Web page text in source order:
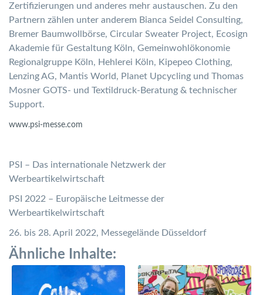
Zertifizierungen und anderes mehr austauschen. Zu den
Partnern zählen unter anderem Bianca Seidel Consulting,
Bremer Baumwollbörse, Circular Sweater Project, Ecosign
Akademie für Gestaltung Köln, Gemeinwohlökonomie
Regionalgruppe Köln, Hehlerei Köln, Kipepeo Clothing,
Lenzing AG, Mantis World, Planet Upcycling und Thomas
Mosner GOTS- und Textildruck-Beratung & technischer
Support.
www.psi-messe.com
PSI – Das internationale Netzwerk der
Werbeartikelwirtschaft
PSI 2022 – Europäische Leitmesse der
Werbeartikelwirtschaft
26. bis 28. April 2022, Messegelände Düsseldorf
Ähnliche Inhalte: